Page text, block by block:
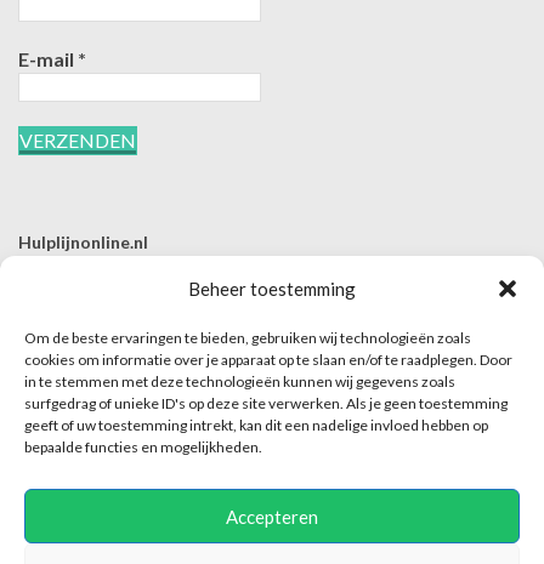
Beheer toestemming
Om de beste ervaringen te bieden, gebruiken wij technologieën zoals
cookies om informatie over je apparaat op te slaan en/of te raadplegen. Door
in te stemmen met deze technologieën kunnen wij gegevens zoals
surfgedrag of unieke ID's op deze site verwerken. Als je geen toestemming
geeft of uw toestemming intrekt, kan dit een nadelige invloed hebben op
bepaalde functies en mogelijkheden.
Accepteren
E-mail *
Hulplijnonline.nl
E | info@hulplijnonline.nl
Contactformulier
Over Hulplijnonline.nl
Het team van Hulplijnonline.nl